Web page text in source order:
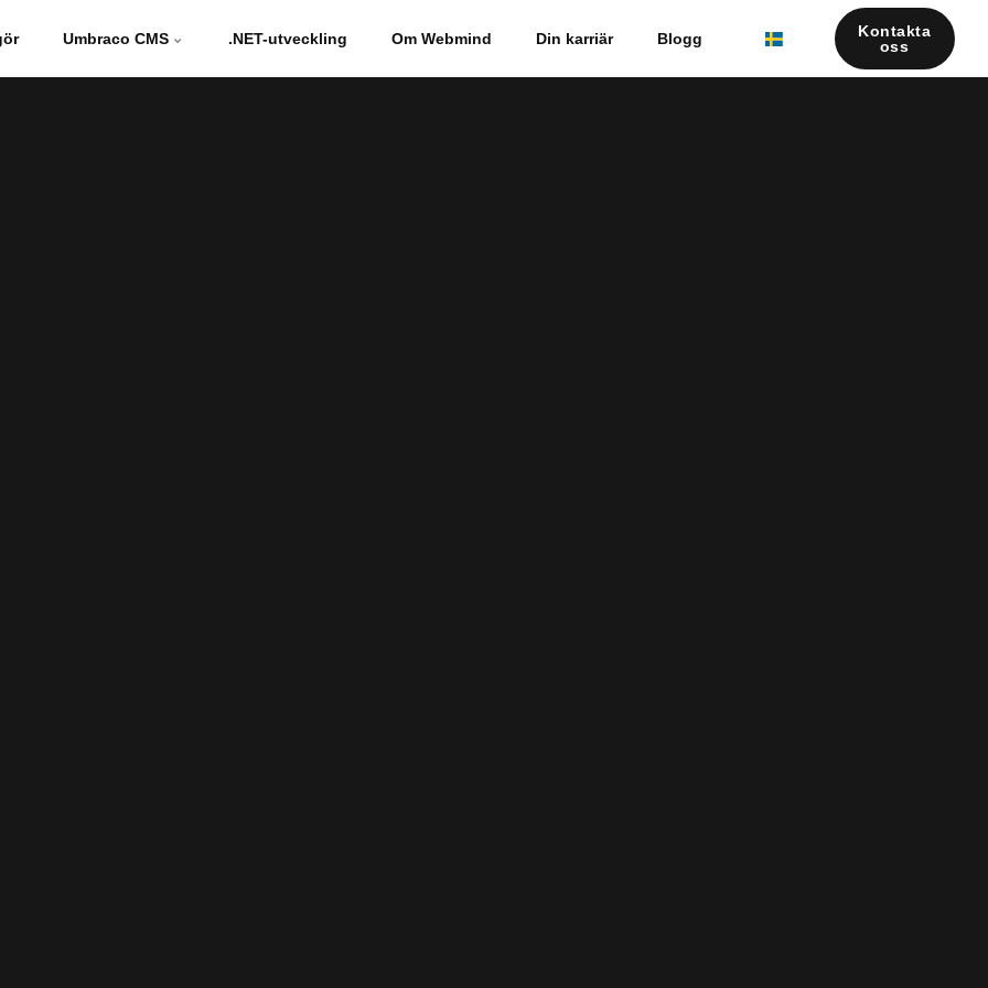
Umbraco CMS .NET-utveckling Om Webmind Din karriär Blogg
Kontakta
oss